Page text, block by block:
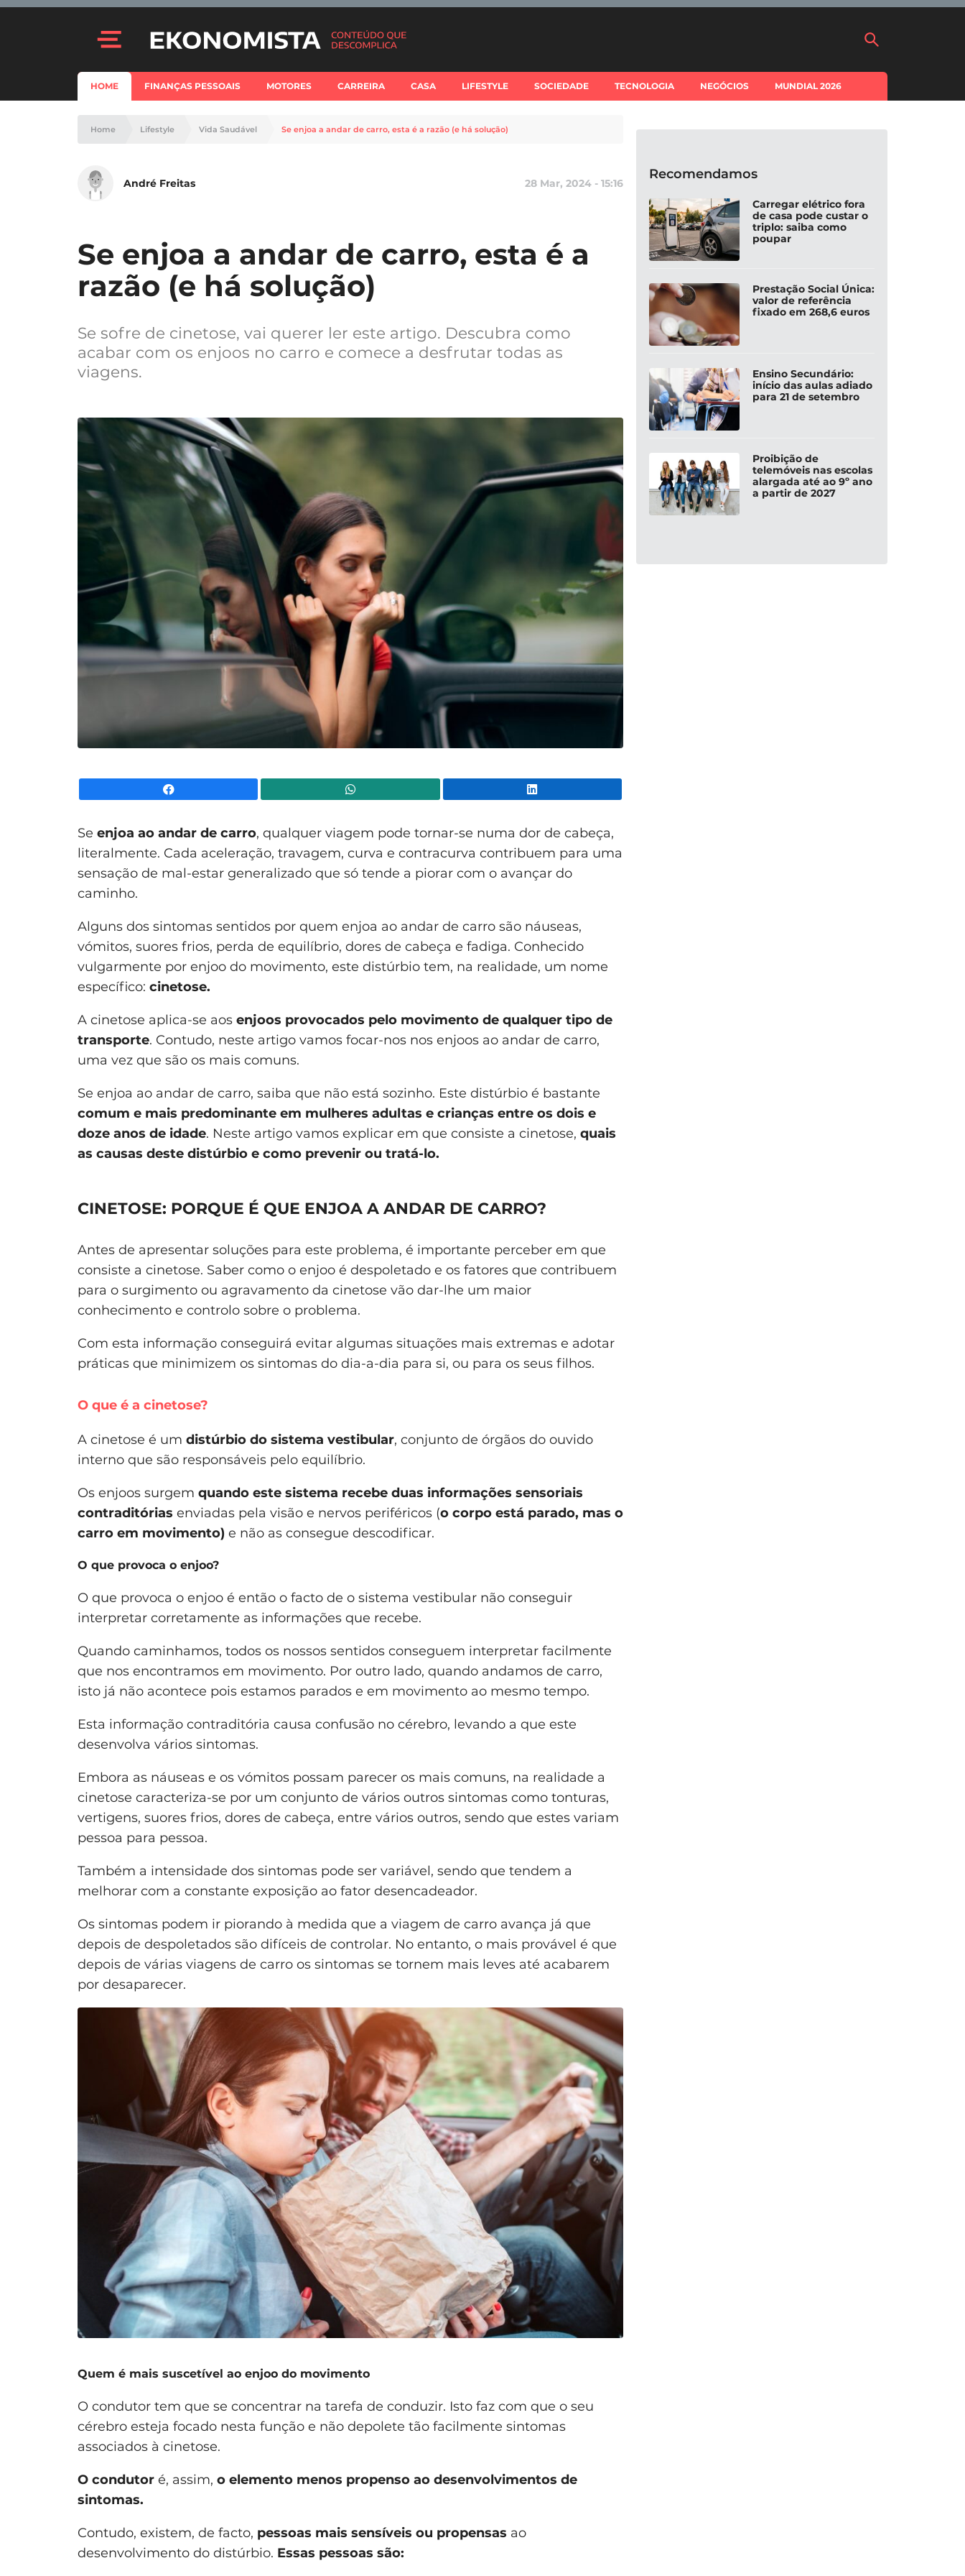
HOME FINANÇAS PESSOAIS MOTORES CARREIRA CASA LIFESTYLE SOCIEDADE TECNOLOGIA NEGÓCIOS MUNDIAL 2026
Home Lifestyle Vida Saudável Se enjoa a andar de carro, esta é a razão (e há solução)
André Freitas 28 Mar, 2024 - 15:16
Se enjoa a andar de carro, esta é a
razão (e há solução)
Se sofre de cinetose, vai querer ler este artigo. Descubra como
acabar com os enjoos no carro e comece a desfrutar todas as
viagens.
Se enjoa ao andar de carro, qualquer viagem pode tornar-se numa dor de cabeça,
literalmente. Cada aceleração, travagem, curva e contracurva contribuem para uma
sensação de mal-estar generalizado que só tende a piorar com o avançar do
caminho.
Alguns dos sintomas sentidos por quem enjoa ao andar de carro são náuseas,
vómitos, suores frios, perda de equilíbrio, dores de cabeça e fadiga. Conhecido
vulgarmente por enjoo do movimento, este distúrbio tem, na realidade, um nome
específico: cinetose.
A cinetose aplica-se aos enjoos provocados pelo movimento de qualquer tipo de
transporte. Contudo, neste artigo vamos focar-nos nos enjoos ao andar de carro,
uma vez que são os mais comuns.
Se enjoa ao andar de carro, saiba que não está sozinho. Este distúrbio é bastante
comum e mais predominante em mulheres adultas e crianças entre os dois e
doze anos de idade. Neste artigo vamos explicar em que consiste a cinetose, quais
as causas deste distúrbio e como prevenir ou tratá-lo.
CINETOSE: PORQUE É QUE ENJOA A ANDAR DE CARRO?
Antes de apresentar soluções para este problema, é importante perceber em que
consiste a cinetose. Saber como o enjoo é despoletado e os fatores que contribuem
para o surgimento ou agravamento da cinetose vão dar-lhe um maior
conhecimento e controlo sobre o problema.
Com esta informação conseguirá evitar algumas situações mais extremas e adotar
práticas que minimizem os sintomas do dia-a-dia para si, ou para os seus filhos.
O que é a cinetose?
A cinetose é um distúrbio do sistema vestibular, conjunto de órgãos do ouvido
interno que são responsáveis pelo equilíbrio.
Os enjoos surgem quando este sistema recebe duas informações sensoriais
contraditórias enviadas pela visão e nervos periféricos (o corpo está parado, mas o
carro em movimento) e não as consegue descodificar.
O que provoca o enjoo?
O que provoca o enjoo é então o facto de o sistema vestibular não conseguir
interpretar corretamente as informações que recebe.
Quando caminhamos, todos os nossos sentidos conseguem interpretar facilmente
que nos encontramos em movimento. Por outro lado, quando andamos de carro,
isto já não acontece pois estamos parados e em movimento ao mesmo tempo.
Esta informação contraditória causa confusão no cérebro, levando a que este
desenvolva vários sintomas.
Embora as náuseas e os vómitos possam parecer os mais comuns, na realidade a
cinetose caracteriza-se por um conjunto de vários outros sintomas como tonturas,
vertigens, suores frios, dores de cabeça, entre vários outros, sendo que estes variam
pessoa para pessoa.
Também a intensidade dos sintomas pode ser variável, sendo que tendem a
melhorar com a constante exposição ao fator desencadeador.
Os sintomas podem ir piorando à medida que a viagem de carro avança já que
depois de despoletados são difíceis de controlar. No entanto, o mais provável é que
depois de várias viagens de carro os sintomas se tornem mais leves até acabarem
por desaparecer.
Quem é mais suscetível ao enjoo do movimento
O condutor tem que se concentrar na tarefa de conduzir. Isto faz com que o seu
cérebro esteja focado nesta função e não depolete tão facilmente sintomas
associados à cinetose.
O condutor é, assim, o elemento menos propenso ao desenvolvimentos de
sintomas.
Contudo, existem, de facto, pessoas mais sensíveis ou propensas ao
desenvolvimento do distúrbio. Essas pessoas são:
Recomendamos
Carregar elétrico fora
de casa pode custar o
triplo: saiba como
poupar
Prestação Social Única:
valor de referência
fixado em 268,6 euros
Ensino Secundário:
início das aulas adiado
para 21 de setembro
Proibição de
telemóveis nas escolas
alargada até ao 9º ano
a partir de 2027